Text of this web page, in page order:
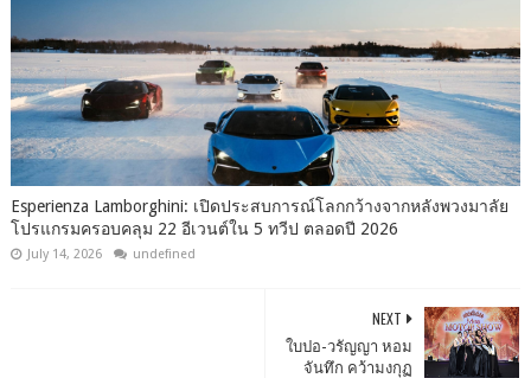
Esperienza Lamborghini: เปิดประสบการณ์โลกกว้างจากหลังพวงมาลัย
โปรแกรมครอบคลุม 22 อีเวนต์ใน 5 ทวีป ตลอดปี 2026
July 14, 2026 undefined
NEXT
ใบปอ-วรัญญา หอม
จันทึก คว้ามงกุฏ